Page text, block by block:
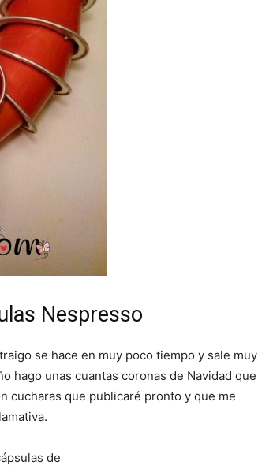
Nespresso
se hace en muy poco tiempo y sale muy
hago unas cuantas coronas de Navidad que
cucharas que publicaré pronto y que me